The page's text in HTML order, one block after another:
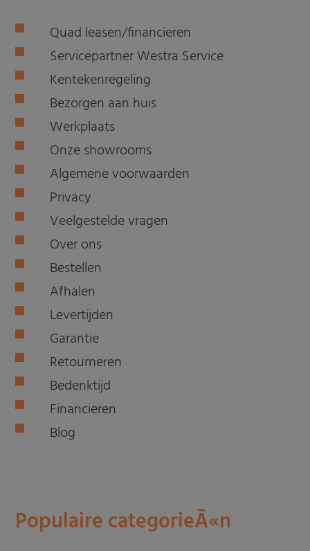
Quad leasen/financieren
Servicepartner Westra Service
Kentekenregeling
Bezorgen aan huis
Werkplaats
Onze showrooms
Algemene voorwaarden
Privacy
Veelgestelde vragen
Over ons
Bestellen
Afhalen
Levertijden
Garantie
Retourneren
Bedenktijd
Financieren
Blog
Populaire categorieÃ«n